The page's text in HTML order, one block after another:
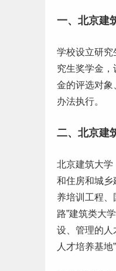
一、北京建
学校设立研究
究生奖学金
金的评选对象
办法执行。
二、北京建
北京建筑大学
和住房和城乡
养培训工程、
路”建筑类大
设、管理的人
人才培养基地”